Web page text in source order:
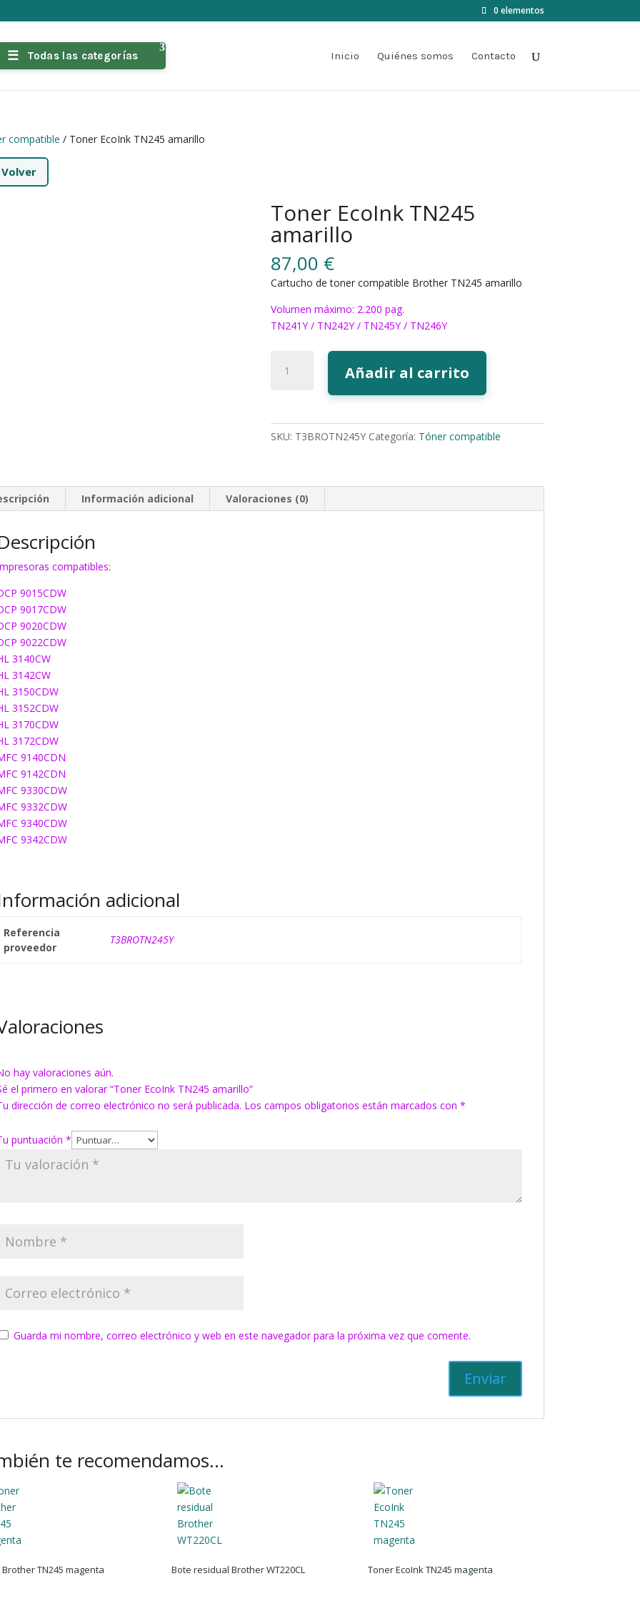
0 elementos
Todas las categorías Inicio Quiénes somos Contacto
compatible / Toner EcoInk TN245 amarillo
Volver
Toner EcoInk TN245
amarillo
87,00 €
Cartucho de toner compatible Brother TN245 amarillo
Volumen máximo: 2.200 pag.
TN241Y / TN242Y / TN245Y / TN246Y
EcoInk
cantidad
Añadir al carrito
SKU: T3BROTN245Y Categoría: Tóner compatible
Información adicional Valoraciones (0)
compatibles:
9015CDW
9017CDW
9020CDW
9022CDW
3140CW
3142CW
3150CDW
3152CDW
3170CDW
3172CDW
9140CDN
9142CDN
9330CDW
9332CDW
9340CDW
9342CDW
adicional
Referencia
proveedor
T3BROTN245Y
hay valoraciones aún.
el primero en valorar “Toner EcoInk TN245 amarillo”
dirección de correo electrónico no será publicada. Los campos obligatorios están marcados con*
puntuación*
Guarda mi nombre, correo electrónico y web en este navegador para la próxima vez que comente.
te recomendamos…
TN245 magenta Bote residual Brother WT220CL Toner EcoInk TN245 magenta